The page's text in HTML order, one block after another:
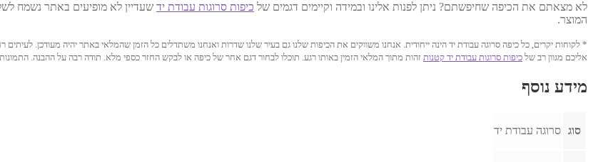
לא מצאתם את הכיפה שחיפשתם? ניתן לפנות אלינו ובמידה וקיימים דגמים של כיפות סרוגות עבודת יד שעדיין לא מופיעים באתר נשמח
המוצר.
* לקוחות יקרים, כל כיפה סרוגה עבודת יד הינה ייחודית. אנחנו משווקים את הכיפות שלנו גם בעיר שלנו שדרות ואנחנו משתדלים כל הזמן שהמלאי באתר יהיה מעודכן.
אליכם מגוון רב של כיפות סרוגות עבודת יד קטנות זהות מתוך המלאי הזמין באותו רגע. תוכלו לבחור דגם אחר של כיפה או לבקש החזר כספי מלא. תודה רבה על ההבנה.
מידע נוסף
סוג סרוגה עבודת יד